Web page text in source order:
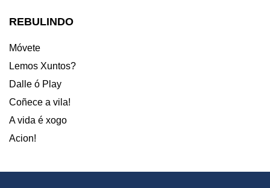
REBULINDO
Móvete
Lemos Xuntos?
Dalle ó Play
Coñece a vila!
A vida é xogo
Acion!